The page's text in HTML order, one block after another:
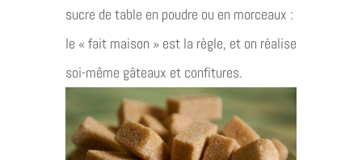
sucre de table en poudre ou en morceaux :
le « fait maison » est la règle, et on réalise
soi-même gâteaux et confitures.